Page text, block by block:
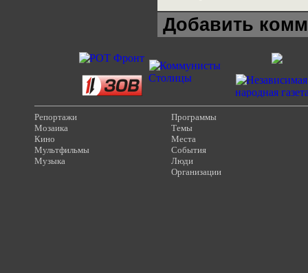
Добавить
Репортажи
Мозаика
Кино
Мультфильмы
Музыка
Программы
Темы
Места
События
Люди
Организации